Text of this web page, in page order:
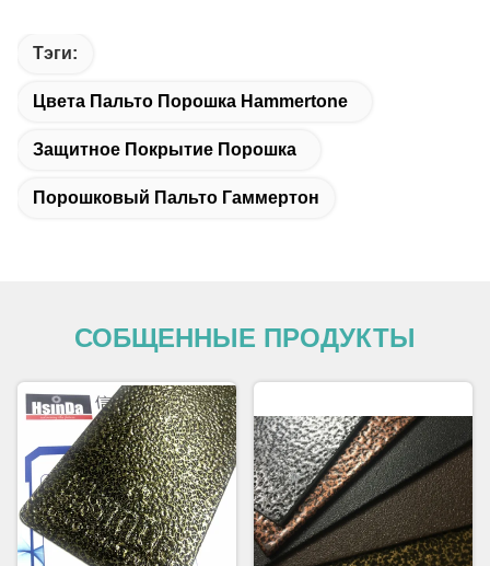
Тэги:
Цвета Пальто Порошка Hammertone
Защитное Покрытие Порошка
Порошковый Пальто Гаммертон
СОБЩЕННЫЕ ПРОДУКТЫ